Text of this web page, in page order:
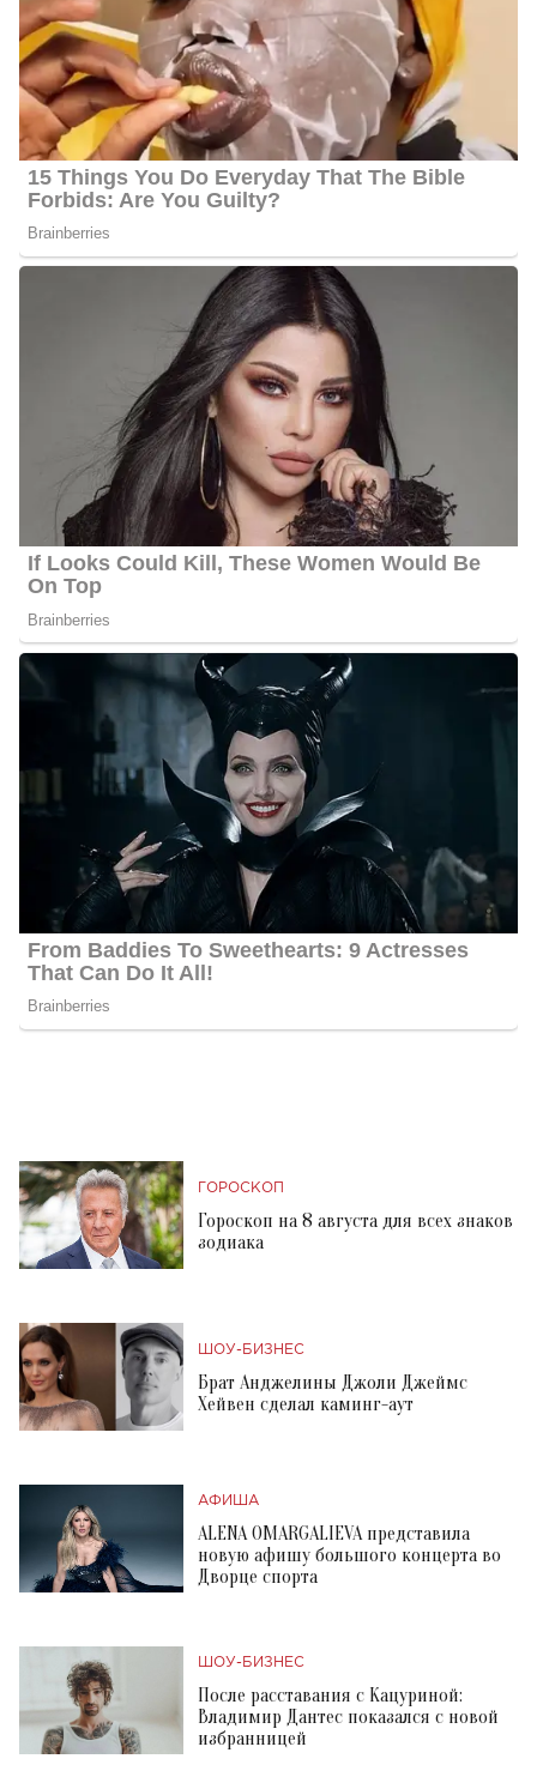
ГОРОСКОП
Гороскоп на 8 августа для всех знаков
зодиака
ШОУ-БИЗНЕС
Брат Анджелины Джоли Джеймс
Хейвен сделал каминг-аут
АФИША
ALENA OMARGALIEVA представила
новую афишу большого концерта во
Дворце спорта
ШОУ-БИЗНЕС
После расставания с Кацуриной:
Владимир Дантес показался с новой
избранницей